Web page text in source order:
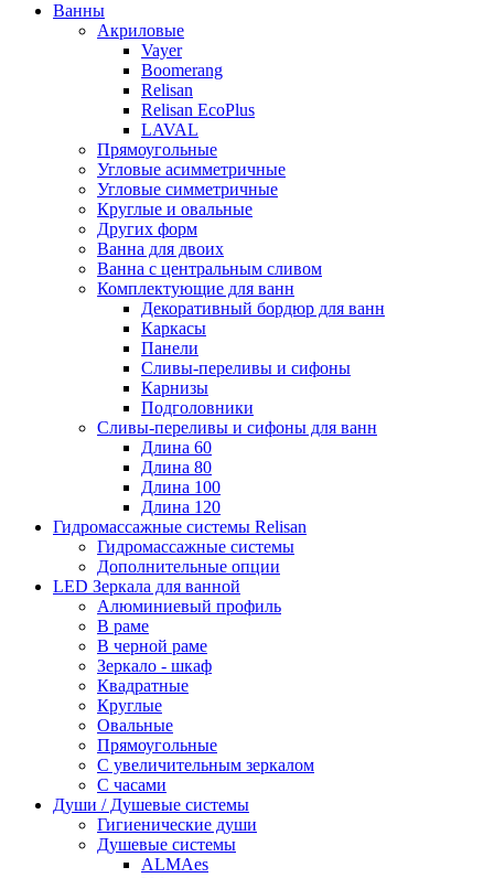
Ванны
Акриловые
Vayer
Boomerang
Relisan
Relisan EcoPlus
LAVAL
Прямоугольные
Угловые асимметричные
Угловые симметричные
Круглые и овальные
Других форм
Ванна для двоих
Ванна с центральным сливом
Комплектующие для ванн
Декоративный бордюр для ванн
Каркасы
Панели
Сливы-переливы и сифоны
Карнизы
Подголовники
Сливы-переливы и сифоны для ванн
Длина 60
Длина 80
Длина 100
Длина 120
Гидромассажные системы Relisan
Гидромассажные системы
Дополнительные опции
LED Зеркала для ванной
Алюминиевый профиль
В раме
В черной раме
Зеркало - шкаф
Квадратные
Круглые
Овальные
Прямоугольные
С увеличительным зеркалом
С часами
Души / Душевые системы
Гигиенические души
Душевые системы
ALMAes